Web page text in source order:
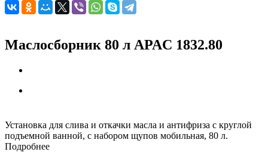
Маслосборник 80 л APAC 1832.80
Установка для слива и откачки масла и антифриза с круглой
подъемной ванной, с набором щупов мобильная, 80 л.
Подробнее